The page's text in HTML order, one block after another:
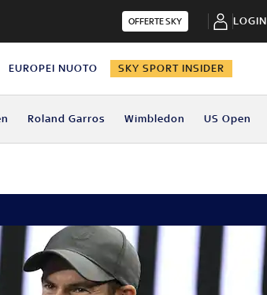
OFFERTE SKY LOGIN
EUROPEI NUOTO SKY SPORT INSIDER
Roland Garros Wimbledon US Open